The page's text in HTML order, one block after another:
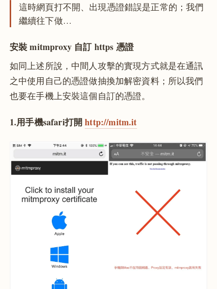
這時網頁打不開、出現憑證錯誤是正常的；我們
繼續往下做…
安裝 mitmproxy 自訂 https 憑證
如同上述所說，中間人攻擊的實現方式就是在通訊
之中使用自己的憑證做抽換加解密資料；所以我們
也要在手機上安裝這個自訂的憑證。
1.用手機safari打開http://mitm.it